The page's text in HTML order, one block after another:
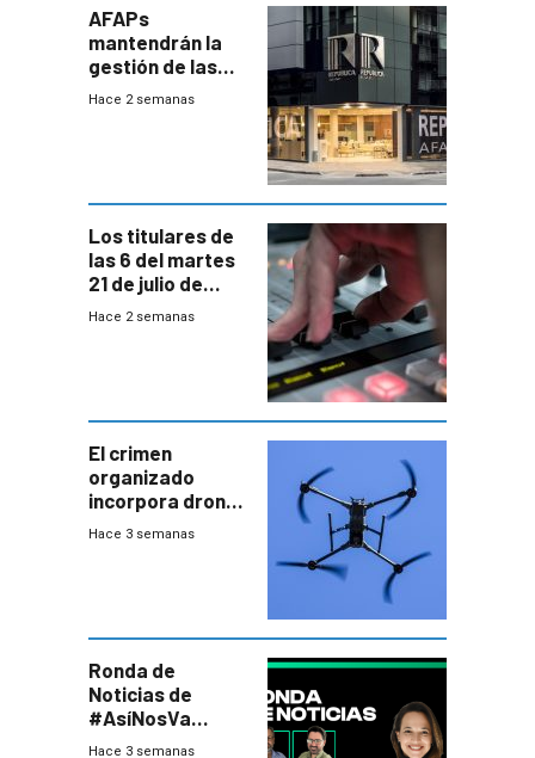
AFAPs
mantendrán la
gestión de las
cuentas
Hace 2 semanas
Los titulares de
las 6 del martes
21 de julio de
2026
Hace 2 semanas
El crimen
organizado
incorpora drones
y abre un nuevo
Hace 3 semanas
Ronda de
Noticias de
#AsíNosVa
(20/7/26)
Hace 3 semanas